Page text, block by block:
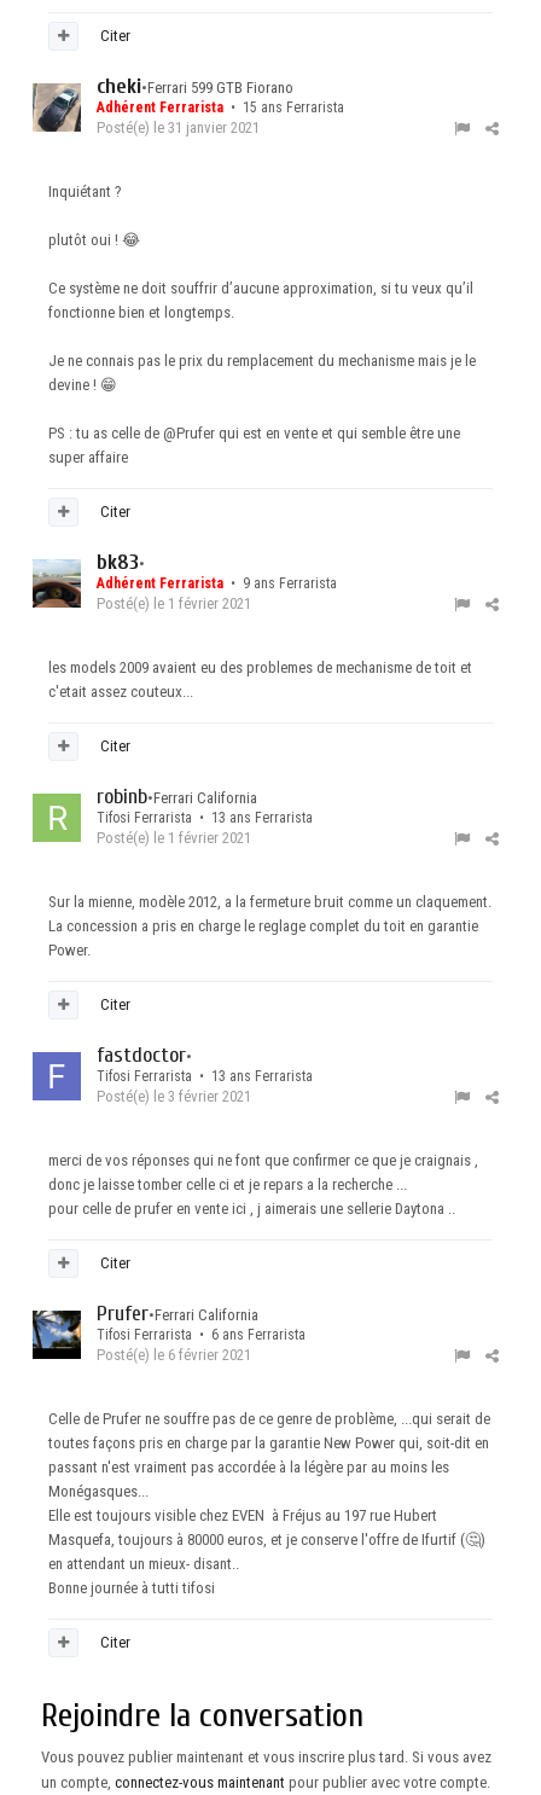
Citer
cheki•Ferrari 599 GTB Fiorano
Adhérent Ferrarista • 15 ans Ferrarista
Posté(e) le 31 janvier 2021
Inquiétant ?
plutôt oui ! 😂
Ce système ne doit souffrir d’aucune approximation, si tu veux qu’il
fonctionne bien et longtemps.
Je ne connais pas le prix du remplacement du mechanisme mais je le
devine ! 😁
PS : tu as celle de @Prufer qui est en vente et qui semble être une
super affaire
Citer
bk83•
Adhérent Ferrarista • 9 ans Ferrarista
Posté(e) le 1 février 2021
les models 2009 avaient eu des problemes de mechanisme de toit et
c'etait assez couteux...
Citer
robinb•Ferrari California
Tifosi Ferrarista • 13 ans Ferrarista
Posté(e) le 1 février 2021
Sur la mienne, modèle 2012, a la fermeture bruit comme un claquement.
La concession a pris en charge le reglage complet du toit en garantie
Power.
Citer
fastdoctor•
Tifosi Ferrarista • 13 ans Ferrarista
Posté(e) le 3 février 2021
merci de vos réponses qui ne font que confirmer ce que je craignais ,
donc je laisse tomber celle ci et je repars a la recherche ...
pour celle de prufer en vente ici , j aimerais une sellerie Daytona ..
Citer
Prufer•Ferrari California
Tifosi Ferrarista • 6 ans Ferrarista
Posté(e) le 6 février 2021
Celle de Prufer ne souffre pas de ce genre de problème, ...qui serait de
toutes façons pris en charge par la garantie New Power qui, soit-dit en
passant n'est vraiment pas accordée à la légère par au moins les
Monégasques...
Elle est toujours visible chez EVEN à Fréjus au 197 rue Hubert
Masquefa, toujours à 80000 euros, et je conserve l'offre de Ifurtif (🤔)
en attendant un mieux- disant..
Bonne journée à tutti tifosi
Citer
Rejoindre la conversation
Vous pouvez publier maintenant et vous inscrire plus tard. Si vous avez
un compte, connectez-vous maintenant pour publier avec votre compte.